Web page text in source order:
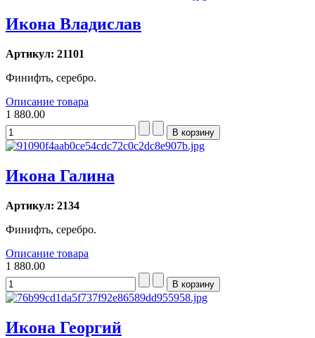
Икона Владислав
Артикул: 21101
Финифть, серебро.
Описание товара
1 880.00
Икона Галина
Артикул: 2134
Финифть, серебро.
Описание товара
1 880.00
Икона Георгий